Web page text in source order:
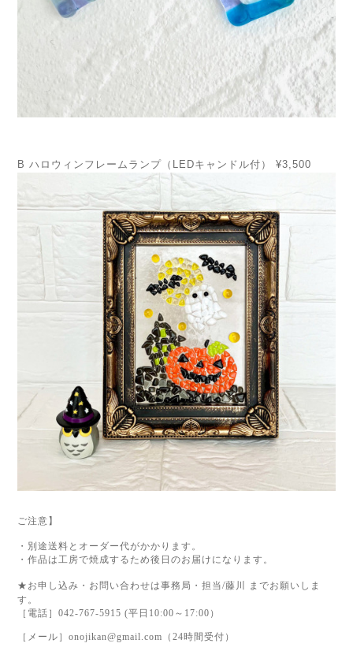
B ハロウィンフレームランプ（LEDキャンドル付） ¥3,500
ご注意】
・別途送料とオーダー代がかかります。
・作品は工房で焼成するため後日のお届けになります。
★お申し込み・お問い合わせは事務局・担当/藤川
までお願いしま
す。
［電話］ 042-767-5915 (平日 10:00 ～ 17:00 ）
［メール］ onojikan@gmail.com （ 24時間受付）